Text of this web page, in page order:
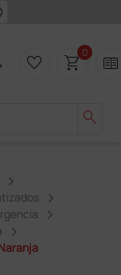
search
favorite_border shopping_cart0 two_pager